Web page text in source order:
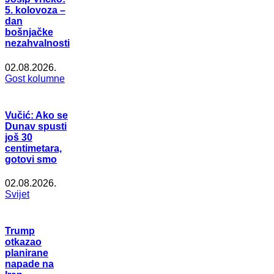
5. kolovoza –
dan
bošnjačke
nezahvalnosti
02.08.2026.
Gost kolumne
Vučić: Ako se
Dunav spusti
još 30
centimetara,
gotovi smo
02.08.2026.
Svijet
Trump
otkazao
planirane
napade na